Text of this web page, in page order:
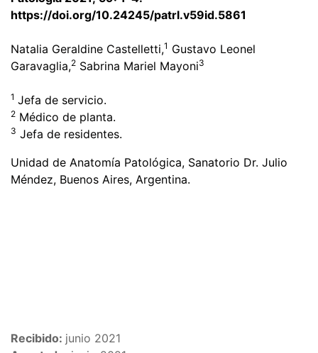
https://doi.org/10.24245/patrl.v59id.5861
Natalia Geraldine Castelletti,1 Gustavo Leonel
Garavaglia,2 Sabrina Mariel Mayoni3
1 Jefa de servicio.
2 Médico de planta.
3 Jefa de residentes.
Unidad de Anatomía Patológica, Sanatorio Dr. Julio
Méndez, Buenos Aires, Argentina.
Recibido: junio 2021